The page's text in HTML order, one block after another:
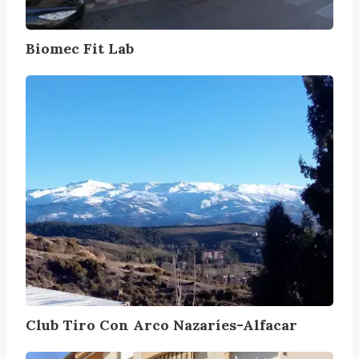
t
L
a
Biomec Fit Lab
C
r
o
C
o
n
A
c
o
Club Tiro Con Arco Nazaríes-Alfacar